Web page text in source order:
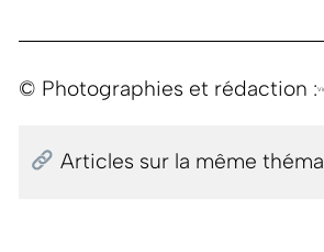
© Photographies et rédaction :
Articles sur la même